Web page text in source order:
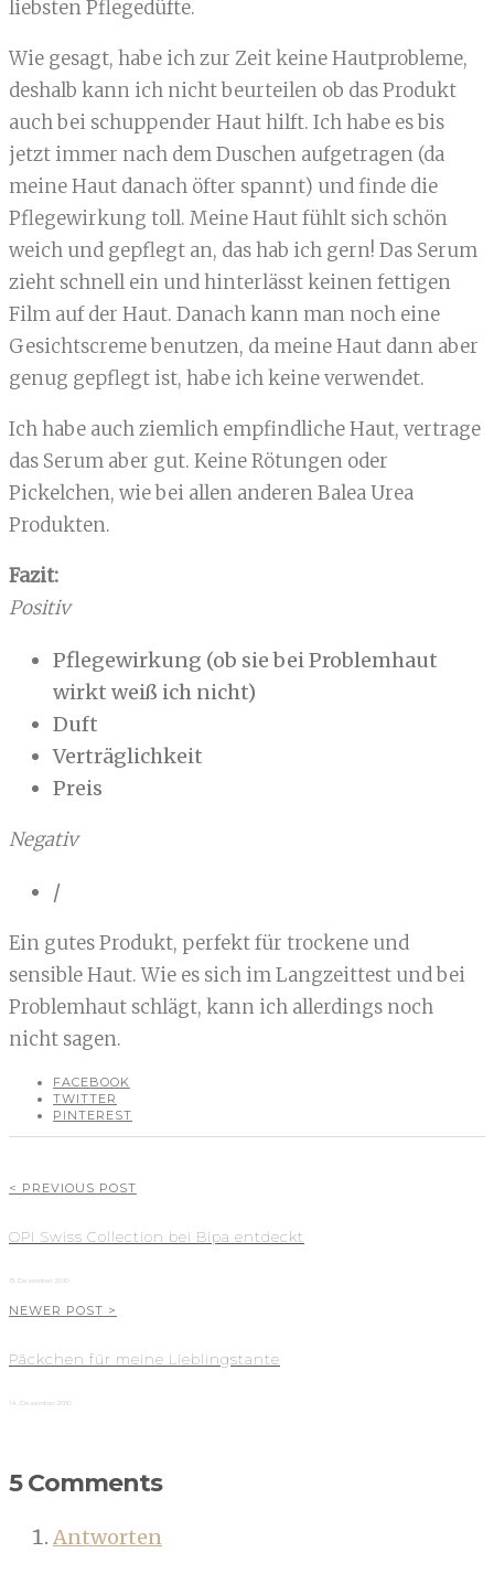
liebsten Pflegedüfte.
Wie gesagt, habe ich zur Zeit keine Hautprobleme,
deshalb kann ich nicht beurteilen ob das Produkt
auch bei schuppender Haut hilft. Ich habe es bis
jetzt immer nach dem Duschen aufgetragen (da
meine Haut danach öfter spannt) und finde die
Pflegewirkung toll. Meine Haut fühlt sich schön
weich und gepflegt an, das hab ich gern! Das Serum
zieht schnell ein und hinterlässt keinen fettigen
Film auf der Haut. Danach kann man noch eine
Gesichtscreme benutzen, da meine Haut dann aber
genug gepflegt ist, habe ich keine verwendet.
Ich habe auch ziemlich empfindliche Haut, vertrage
das Serum aber gut. Keine Rötungen oder
Pickelchen, wie bei allen anderen Balea Urea
Produkten.
Fazit:
Positiv
Pflegewirkung (ob sie bei Problemhaut
wirkt weiß ich nicht)
Duft
Verträglichkeit
Preis
Negativ
/
Ein gutes Produkt, perfekt für trockene und
sensible Haut. Wie es sich im Langzeittest und bei
Problemhaut schlägt, kann ich allerdings noch
nicht sagen.
FACEBOOK
TWITTER
PINTEREST
< PREVIOUS POST
OPI Swiss Collection bei Bipa entdeckt
13. Dezember 2010
NEWER POST >
Päckchen für meine Lieblingstante
14. Dezember 2010
5 Comments
Antworten